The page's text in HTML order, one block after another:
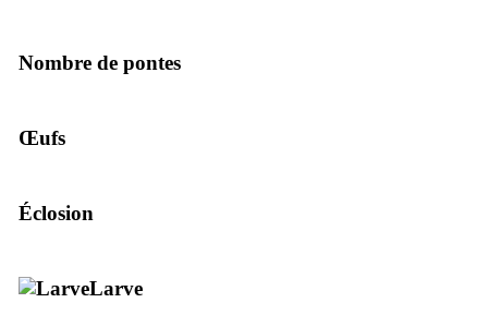
Nombre de pontes
Œufs
Éclosion
Larve